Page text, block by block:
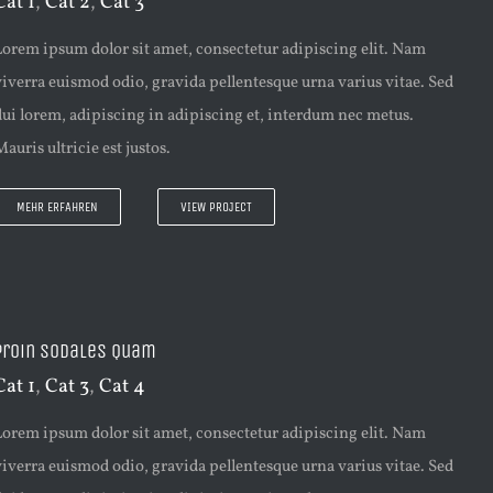
ipsum dolor sit amet, consectetur adipiscing elit. Nam
euismod odio, gravida pellentesque urna varius vitae. Sed
lorem, adipiscing in adipiscing et, interdum nec metus.
ultricie est justos.
MEHR ERFAHREN VIEW PROJECT
Sodales Quam
1, Cat 3, Cat 4
ipsum dolor sit amet, consectetur adipiscing elit. Nam
euismod odio, gravida pellentesque urna varius vitae. Sed